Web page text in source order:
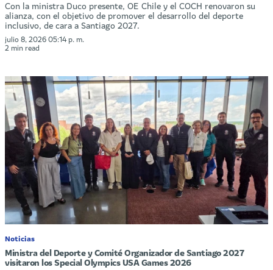
Con la ministra Duco presente, OE Chile y el COCH renovaron su
alianza, con el objetivo de promover el desarrollo del deporte
inclusivo, de cara a Santiago 2027.
julio 8, 2026 05:14 p. m.
2 min read
Noticias
Ministra del Deporte y Comité Organizador de Santiago 2027
visitaron los Special Olympics USA Games 2026